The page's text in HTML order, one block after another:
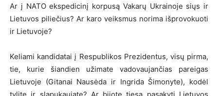
Ar į NATO ekspedicinį korpusą Vakarų Ukrainoje siųs ir
Lietuvos piliečius? Ar karo veiksmus norima išprovokuoti
ir Lietuvoje?
Keliami kandidatai į Respublikos Prezidentus, visų pirma,
tie, kurie šiandien užimate vadovaujančias pareigas
Lietuvoje (Gitanai Nausėda ir Ingrida Šimonyte), kodėl
tylite ir slapukaujate? Ar bijote tiesą pasakyti Lietuvos